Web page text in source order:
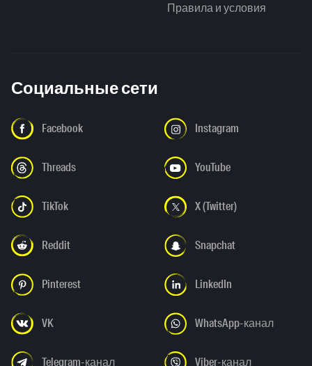
Правила и условия
Социальные сети
Facebook Instagram
Threads YouTube
TikTok X (Twitter)
Reddit Snapchat
Pinterest LinkedIn
VK WhatsApp-канал
Telegram-канал Viber-канал